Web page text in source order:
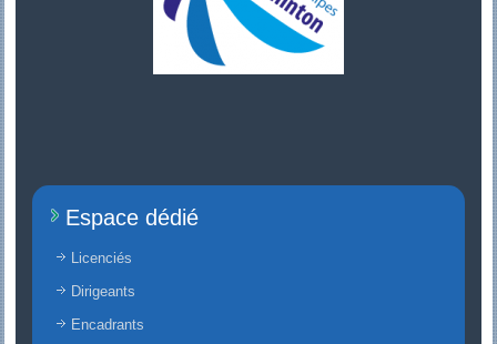
Espace dédié
Licenciés
Dirigeants
Encadrants